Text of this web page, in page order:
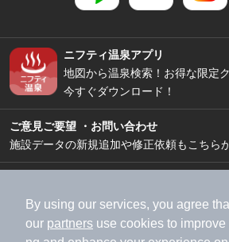
By using our services, you agree
our partners use cookies to improve
ニフティ温泉アプリ
地図から温泉検索！お得な限定
今すぐダウンロード！
ご意見ご要望 ・お問い合わせ
施設データの新規追加や修正依頼もこちら
加盟店募集（資料請求）
広告
利用規約
ライフスタイル